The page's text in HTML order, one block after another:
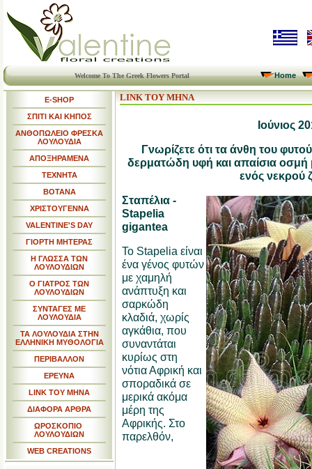
Welcome To The Greek Flowers Portal Home
E-SHOP
ΣΠΙΤΙ ΚΑΙ ΚΗΠΟΣ
ΑΝΘΟΠΩΛΕΙΟ ΦΡΕΣΚΑ
ΛΟΥΛΟΥΔΙΑ
ΑΠΟΞΗΡΑΜΕΝΑ
ΤΕΧΝΗΤΑ
ΒΟΤΑΝΑ
ΧΡΙΣΤΟΥΓΕΝΝΑ
VALENTINE'S DAY
ΓΙΟΡΤΗ ΜΗΤΕΡΑΣ
Η ΓΛΩΣΣΑ ΤΩΝ
ΛΟΥΛΟΥΔΙΩΝ
Ο ΓΙΑΤΡΟΣ ΤΩΝ
ΛΟΥΛΟΥΔΙΩΝ
ΣΥΝΤΑΓΕΣ ΜΕ
ΛΟΥΛΟΥΔΙΑ
ΤΑ ΛΟΥΛΟΥΔΙΑ ΣΤΗΝ
ΕΛΛΗΝΙΚΗ ΜΥΘΟΛΟΓΙΑ
ΠΕΡΙΒΑΛΛΟΝ
ΕΡΕΥΝΑ
LINK TOY MHNA
ΔΙΑΦΟΡΑ ΑΡΘΡΑ
ΩΡΟΣΚΟΠΙΟ
ΛΟΥΛΟΥΔΙΩΝ
WEB CREATIONS
LINK ΤΟΥ ΜΗΝΑ
Ιούνιος
Γνωρίζετε ότι τα άνθη του
δερματώδη υφή και απαίσια οσμή
ενός νεκρού
Σταπέλια -
Stapelia
gigantea
Το Stapelia είναι
ένα γένος φυτών
με χαμηλή
ανάπτυξη και
σαρκώδη
κλαδιά, χωρίς
αγκάθια, που
συναντάται
κυρίως στη
νότια Αφρική και
σποραδικά σε
μερικά ακόμα
μέρη της
Αφρικής. Στο
παρελθόν,